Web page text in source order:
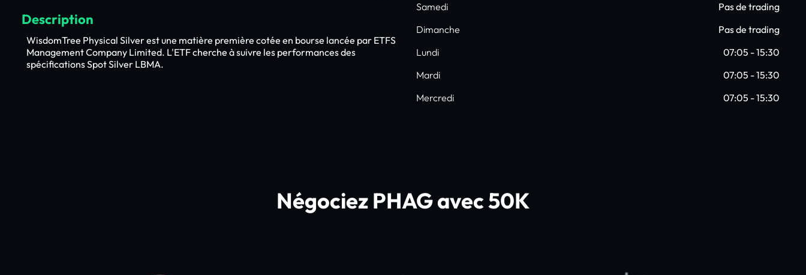
Description
WisdomTree Physical Silver est une matière première cotée en bourse lancée par ETFS
Management Company Limited. L'ETF cherche à suivre les performances des
spécifications Spot Silver LBMA.
Samedi
Pas de trading
Dimanche
Pas de trading
Lundi
07:05 - 15:30
Mardi
07:05 - 15:30
Mercredi
07:05 - 15:30
Négociez PHAG avec 50K